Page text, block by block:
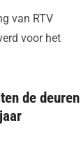
van RTV
voor het
de deuren